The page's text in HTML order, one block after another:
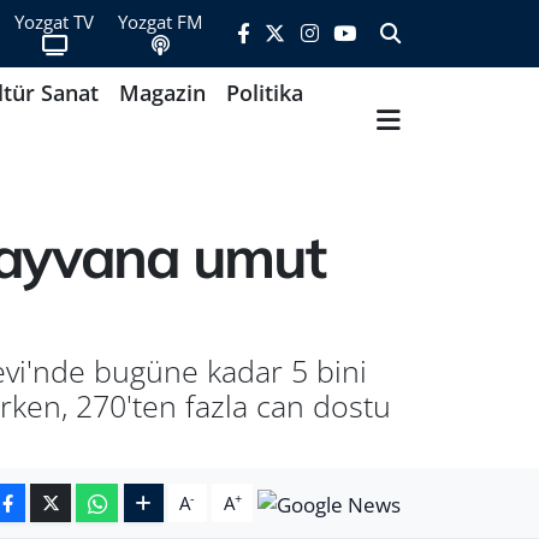
Yozgat TV Yozgat FM
Sanat Magazin
Politika
umut
bugüne kadar 5 bini
270'ten fazla can dostu
A- A+